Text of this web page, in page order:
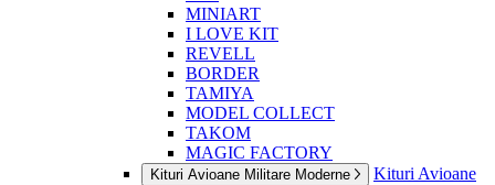
MINIART
I LOVE KIT
REVELL
BORDER
TAMIYA
MODEL COLLECT
TAKOM
MAGIC FACTORY
Kituri Avioane Militare Moderne
Kituri Avioane